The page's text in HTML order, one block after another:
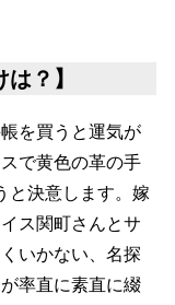
？】
を買うと運気が
で黄色の革の手
と決意します。嫁
ス関町さんとサ
いかない、名探
率直に素直に綴